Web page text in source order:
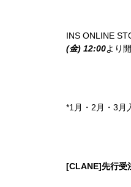
INS ONLINE
(金) 12:00より
*1月・2月・3月
[CLANE]先行受